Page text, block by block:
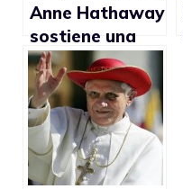
Anne Hathaway
sostiene una
campagna a
favore dei
matrimoni gay